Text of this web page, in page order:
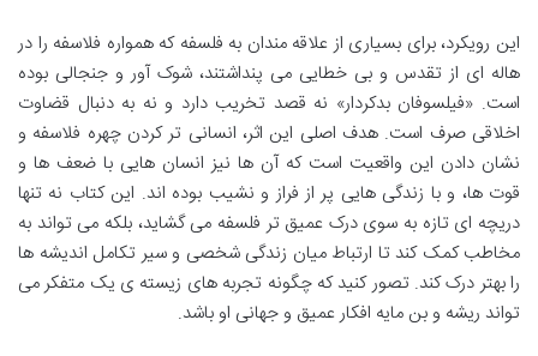
این رویکرد، برای بسیاری از علاقه مندان به فلسفه که همواره فلاسفه را در
هاله ای از تقدس و بی خطایی می پنداشتند، شوک آور و جنجالی بوده
است. «فیلسوفان بدکردار» نه قصد تخریب دارد و نه به دنبال قضاوت
اخلاقی صرف است. هدف اصلی این اثر، انسانی تر کردن چهره فلاسفه و
نشان دادن این واقعیت است که آن ها نیز انسان هایی با ضعف ها و
قوت ها، و با زندگی هایی پر از فراز و نشیب بوده اند. این کتاب نه تنها
دریچه ای تازه به سوی درک عمیق تر فلسفه می گشاید، بلکه می تواند به
مخاطب کمک کند تا ارتباط میان زندگی شخصی و سیر تکامل اندیشه ها
را بهتر درک کند. تصور کنید که چگونه تجربه های زیسته ی یک متفکر می
تواند ریشه و بن مایه افکار عمیق و جهانی او باشد.